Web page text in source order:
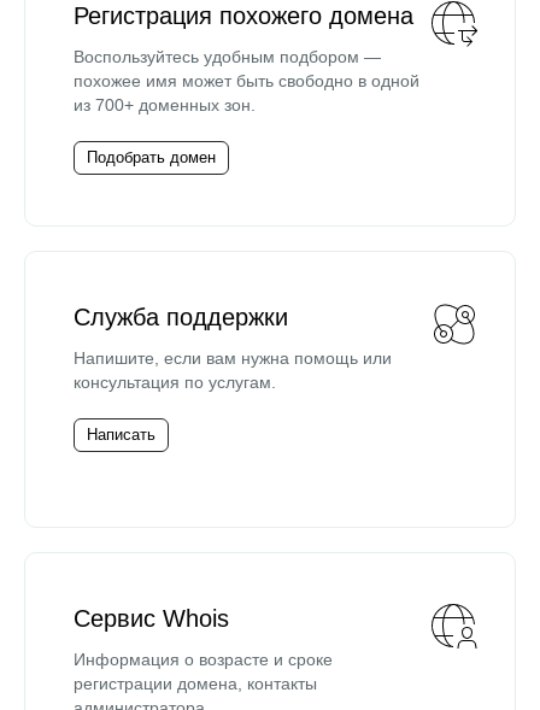
Регистрация похожего домена
Воспользуйтесь удобным подбором —
похожее имя может быть свободно в одной
из 700+ доменных зон.
Подобрать домен
Служба поддержки
Напишите, если вам нужна помощь или
консультация по услугам.
Написать
Сервис Whois
Информация о возрасте и сроке
регистрации домена, контакты